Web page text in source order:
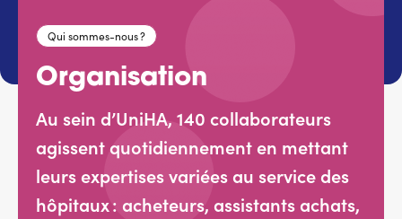
Services adhérents
Recrutement
Espace presse
Qui sommes-nous ?
Organisation
Au sein d’UniHA, 140 collaborateurs
agissent quotidiennement en mettant
leurs expertises variées au service des
hôpitaux : acheteurs, assistants achats,